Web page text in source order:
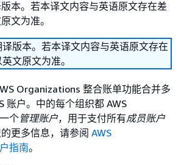
本。若本译文内容与英语原文存在差
文为准。
版本。若本译文内容与英语原文存在
文原文为准。
Organizations 整合账单功能合并多
账户。中的每个组织都 AWS
个管理账户，用于支付所有成员账户
更多信息，请参阅 AWS
指南。